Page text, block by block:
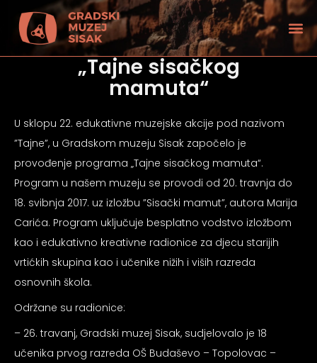
„Tajne sisačkog
mamuta“
U sklopu 22. edukativne muzejske akcije pod nazivom
”Tajne”, u Gradskom muzeju Sisak započelo je
provođenje programa „Tajne sisačkog mamuta“.
Program u našem muzeju se provodi od 20. travnja do
18. svibnja 2017. uz izložbu ”Sisački mamut”, autora Marija
Carića. Program uključuje besplatno vodstvo izložbom
kao i edukativno kreativne radionice za djecu starijih
vrtićkih skupina kao i učenike nižih i viših razreda
osnovnih škola.
Održane su radionice:
– 26. travanj, Gradski muzej Sisak, sudjelovalo je 18
učenika prvog razreda OŠ Budaševo – Topolovac –
vida